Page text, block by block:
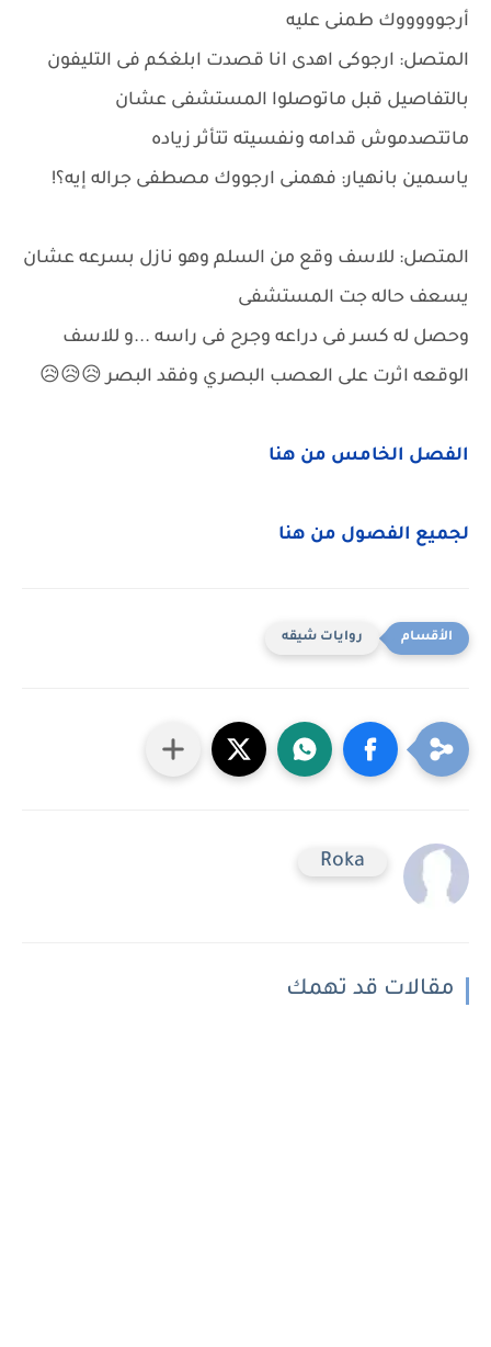
أرجوووووك طمنى عليه
المتصل: ارجوكى اهدى انا قصدت ابلغكم فى التليفون
بالتفاصيل قبل ماتوصلوا المستشفى عشان
ماتتصدموش قدامه ونفسيته تتأثر زياده
ياسمين بانهيار: فهمنى ارجووك مصطفى جراله إيه؟!
المتصل: للاسف وقع من السلم وهو نازل بسرعه عشان
يسعف حاله جت المستشفى
وحصل له كسر فى دراعه وجرح فى راسه ...و للاسف
الوقعه اثرت على العصب البصري وفقد البصر 😥😥😥
الفصل الخامس من هنا
لجميع الفصول من هنا
روايات شيقه
Roka
مقالات قد تهمك